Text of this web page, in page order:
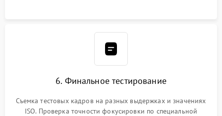
6. Финальное тестирование
Съемка тестовых кадров на разных выдержках и значениях
ISO. Проверка точности фокусировки по специальной